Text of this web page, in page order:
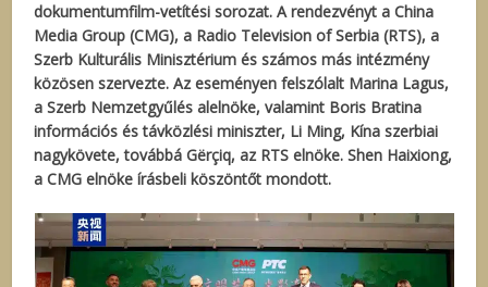
dokumentumfilm-vetítési sorozat. A rendezvényt a China
Media Group (CMG), a Radio Television of Serbia (RTS), a
Szerb Kulturális Minisztérium és számos más intézmény
közösen szervezte. Az eseményen felszólalt Marina Lagus,
a Szerb Nemzetgyűlés alelnöke, valamint Boris Bratina
információs és távközlési miniszter, Li Ming, Kína szerbiai
nagykövete, továbbá Gërçiq, az RTS elnöke. Shen Haixiong,
a CMG elnöke írásbeli köszöntőt mondott.